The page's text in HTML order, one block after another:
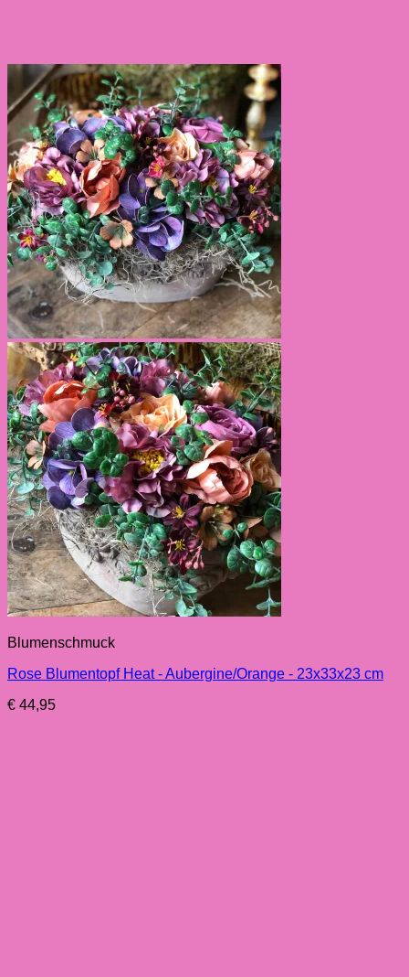
Blumenschmuck
Rose Blumentopf Heat - Aubergine/Orange - 23x33x23 cm
€ 44,95